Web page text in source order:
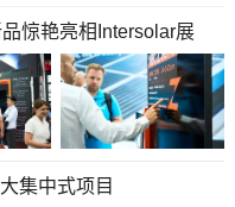
品惊艳亮相Intersolar展
集中式项目